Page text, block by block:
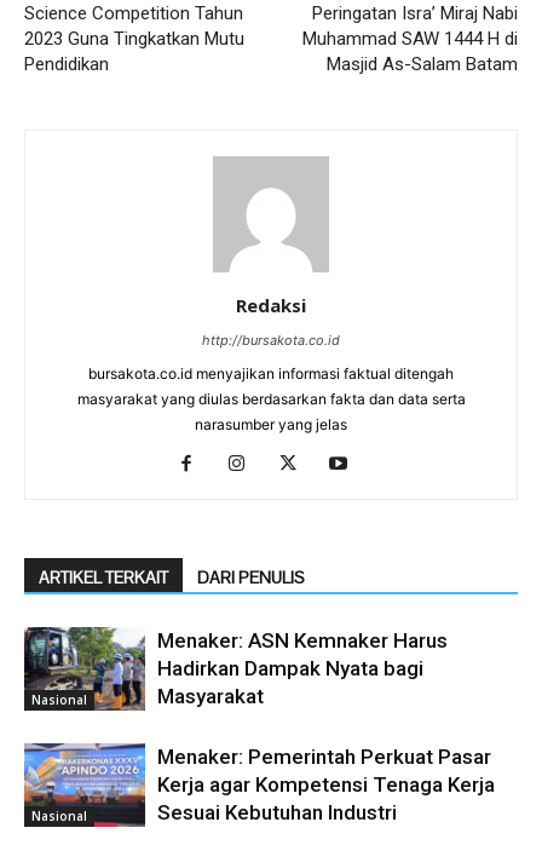
Science Competition Tahun
2023 Guna Tingkatkan Mutu
Pendidikan
Peringatan Isra’ Miraj Nabi
Muhammad SAW 1444 H di
Masjid As-Salam Batam
Redaksi
http://bursakota.co.id
bursakota.co.id menyajikan informasi faktual ditengah
masyarakat yang diulas berdasarkan fakta dan data serta
narasumber yang jelas
ARTIKEL TERKAIT DARI PENULIS
Nasional
Menaker: ASN Kemnaker Harus
Hadirkan Dampak Nyata bagi
Masyarakat
Nasional
Menaker: Pemerintah Perkuat Pasar
Kerja agar Kompetensi Tenaga Kerja
Sesuai Kebutuhan Industri